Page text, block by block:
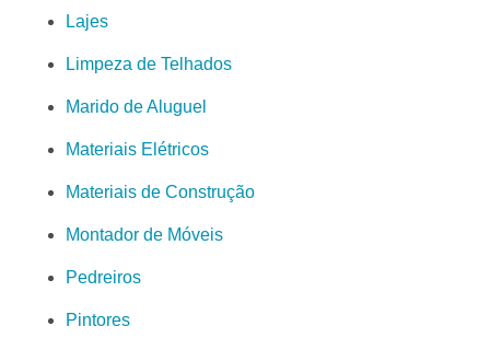
Lajes
Limpeza de Telhados
Marido de Aluguel
Materiais Elétricos
Materiais de Construção
Montador de Móveis
Pedreiros
Pintores